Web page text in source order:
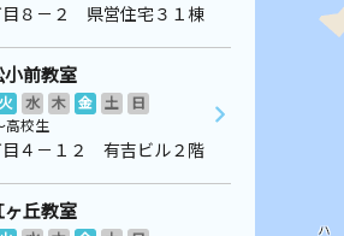
目８－２ 県営住宅３１棟
小前教室
火 水 木 金 土
日
高校生
目４－１２ 有吉ビル２階
ヶ丘教室